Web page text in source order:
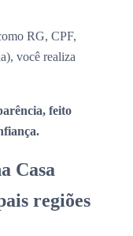
RG, CPF,
você realiza
feito
Casa
regiões